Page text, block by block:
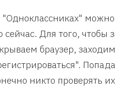
"Одноклассниках"
Для того, чтобы
браузер,
никто проверять